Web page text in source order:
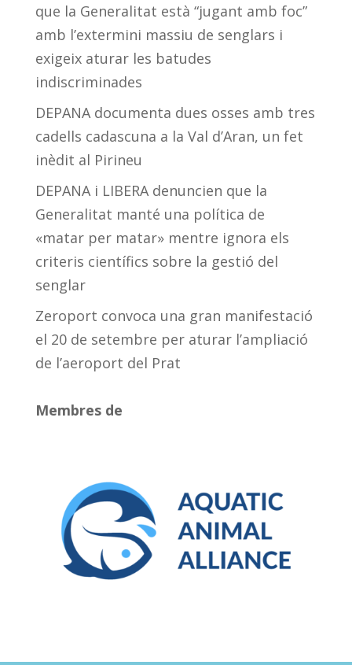
que la Generalitat està “jugant amb foc”
amb l’extermini massiu de senglars i
exigeix aturar les batudes
indiscriminades
DEPANA documenta dues osses amb tres
cadells cadascuna a la Val d’Aran, un fet
inèdit al Pirineu
DEPANA i LIBERA denuncien que la
Generalitat manté una política de
«matar per matar» mentre ignora els
criteris científics sobre la gestió del
senglar
Zeroport convoca una gran manifestació
el 20 de setembre per aturar l’ampliació
de l’aeroport del Prat
Membres de